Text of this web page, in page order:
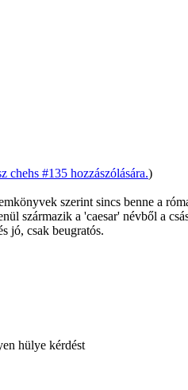
chehs #135 hozzászólására.)
szerint sincs benne a
származik a 'caesar' névből a
jó, csak beugratós.
hülye kérdést